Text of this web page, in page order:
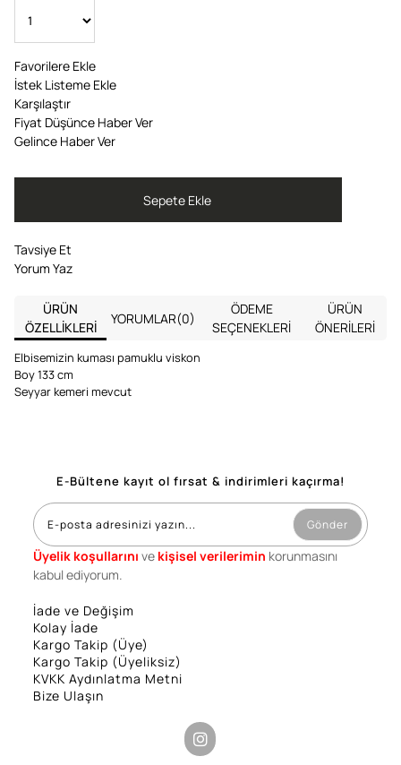
Favorilere Ekle
İstek Listeme Ekle
Karşılaştır
Fiyat Düşünce Haber Ver
Gelince Haber Ver
Tavsiye Et
Yorum Yaz
ÜRÜN
ÖZELLIKLERI
YORUMLAR(0)
ÖDEME
SEÇENEKLERI
ÜRÜN
ÖNERILERI
Elbisemizin kuması pamuklu viskon
Boy 133 cm
Seyyar kemeri mevcut
E-Bültene kayıt ol fırsat & indirimleri kaçırma!
Gönder
Üyelik koşullarını ve kişisel verilerimin korunmasını
kabul ediyorum.
İade ve Değişim
Kolay İade
Kargo Takip (Üye)
Kargo Takip (Üyeliksiz)
KVKK Aydınlatma Metni
Bize Ulaşın